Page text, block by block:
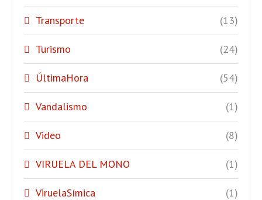
Transporte (13)
Turismo (24)
ÚltimaHora (54)
Vandalismo (1)
Video (8)
VIRUELA DEL MONO (1)
ViruelaSímica (1)